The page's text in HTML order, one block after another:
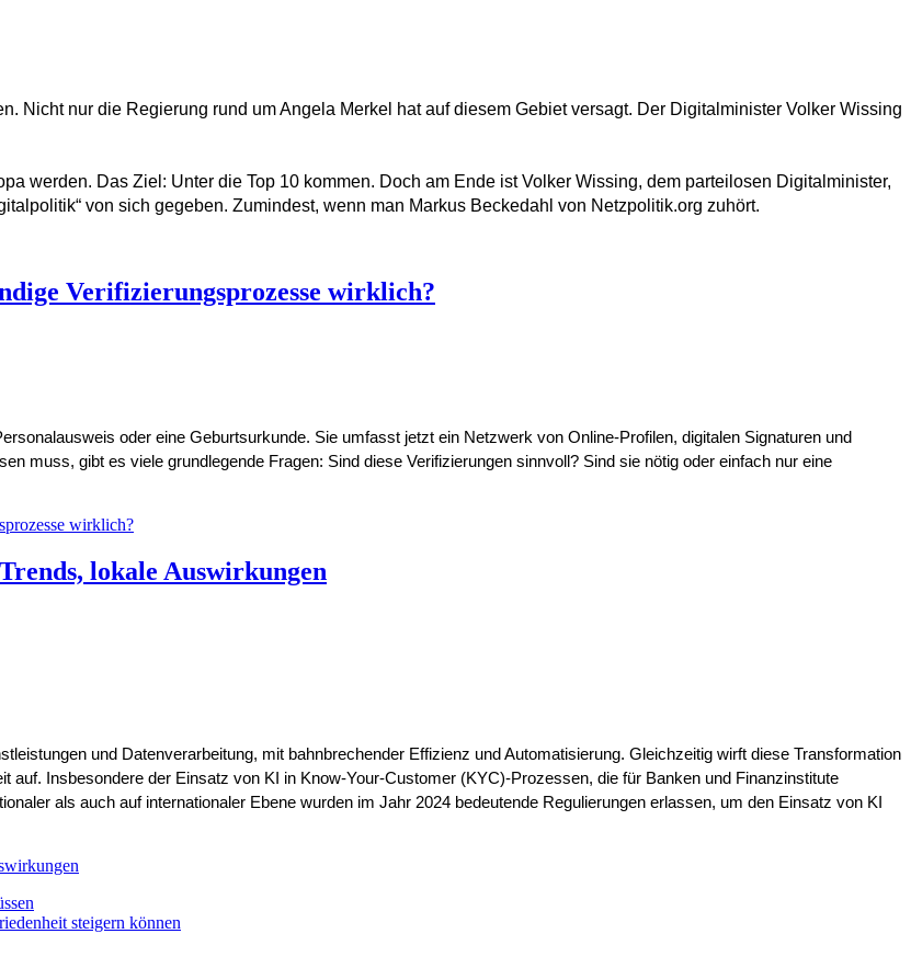
Nicht nur die Regierung rund um Angela Merkel hat auf diesem Gebiet versagt. Der Digitalminister Volker Wissing
werden. Das Ziel: Unter die Top 10 kommen. Doch am Ende ist Volker Wissing, dem parteilosen Digitalminister,
von sich gegeben. Zumindest, wenn man Markus Beckedahl von Netzpolitik.org zuhört.
Verifizierungsprozesse wirklich?
oder eine Geburtsurkunde. Sie umfasst jetzt ein Netzwerk von Online-Profilen, digitalen Signaturen und
muss, gibt es viele grundlegende Fragen: Sind diese Verifizierungen sinnvoll? Sind sie nötig oder einfach nur eine
wirklich?
lokale Auswirkungen
und Datenverarbeitung, mit bahnbrechender Effizienz und Automatisierung. Gleichzeitig wirft diese Transformation
auf. Insbesondere der Einsatz von KI in Know-Your-Customer (KYC)-Prozessen, die für Banken und Finanzinstitute
als auch auf internationaler Ebene wurden im Jahr 2024 bedeutende Regulierungen erlassen, um den Einsatz von KI
steigern können